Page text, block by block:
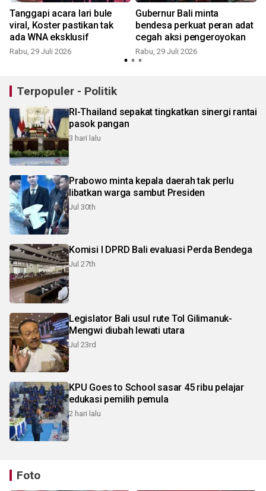
Tanggapi acara lari bule
viral, Koster pastikan tak
ada WNA eksklusif
Rabu, 29 Juli 2026
Gubernur Bali minta
bendesa perkuat peran adat
cegah aksi pengeroyokan
Rabu, 29 Juli 2026
Terpopuler - Politik
RI-Thailand sepakat tingkatkan sinergi rantai
pasok pangan
3 hari lalu
Prabowo minta kepala daerah tak perlu
libatkan warga sambut Presiden
Jul 30th
Komisi I DPRD Bali evaluasi Perda Bendega
Jul 27th
Legislator Bali usul rute Tol Gilimanuk-
Mengwi diubah lewati utara
Jul 23rd
KPU Goes to School sasar 45 ribu pelajar
edukasi pemilih pemula
2 hari lalu
Foto